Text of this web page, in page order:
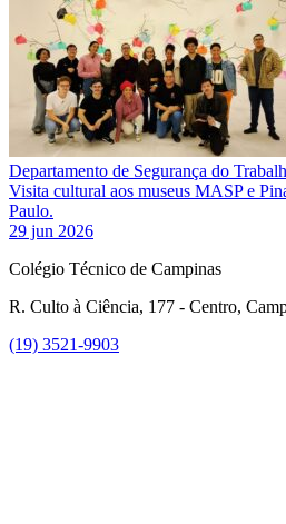
Departamento de Segurança do
Visita cultural aos museus MASP e
Paulo.
29 jun 2026
Colégio Técnico de Campinas
R. Culto à Ciência, 177 - Centro,
(19) 3521-9903